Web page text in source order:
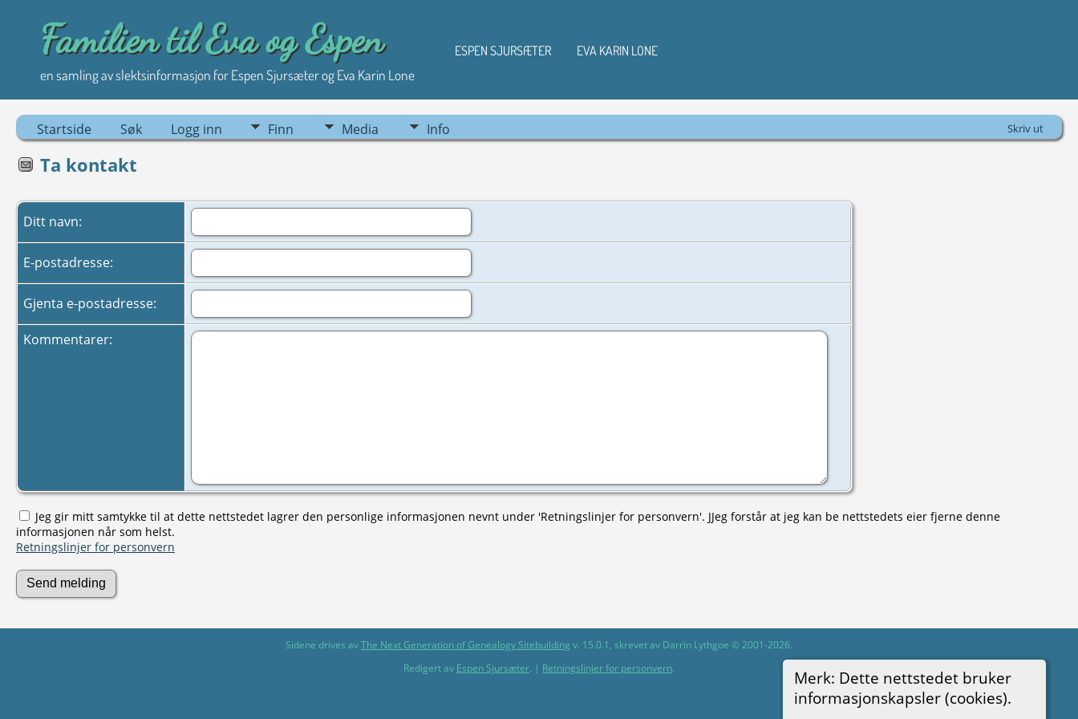
Familien til Eva og Espen
en samling av slektsinformasjon for Espen Sjursæter og Eva Karin Lone
ESPEN SJURSÆTER EVA KARIN LONE
Startside Søk Logg inn Finn Media Info Skriv ut
Merk: Dette nettstedet bruker
informasjonskapsler (cookies).
Ta kontakt
Ditt navn:
E-postadresse:
Gjenta e-postadresse:
Kommentarer:
Jeg gir mitt samtykke til at dette nettstedet lagrer den personlige informasjonen nevnt under 'Retningslinjer for personvern'. JJeg forstår at jeg kan be nettstedets eier fjerne denne
informasjonen når som helst.
Retningslinjer for personvern
Sidene drives avThe Next Generation of Genealogy Sitebuilding v. 15.0.1, skrevet av Darrin Lythgoe © 2001-2026.
Redigert av Espen Sjursæter. | Retningslinjer for personvern.